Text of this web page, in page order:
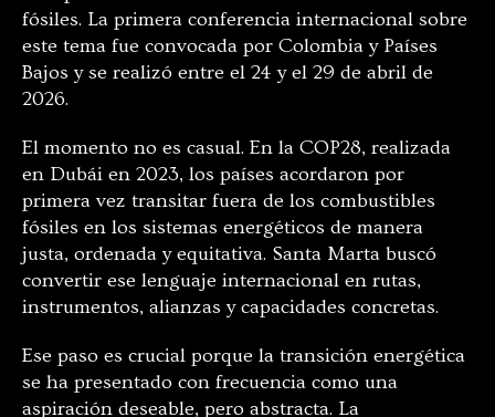
fósiles. La primera conferencia internacional sobre
este tema fue convocada por Colombia y Países
Bajos y se realizó entre el 24 y el 29 de abril de
2026.
El momento no es casual. En la COP28, realizada
en Dubái en 2023, los países acordaron por
primera vez transitar fuera de los combustibles
fósiles en los sistemas energéticos de manera
justa, ordenada y equitativa. Santa Marta buscó
convertir ese lenguaje internacional en rutas,
instrumentos, alianzas y capacidades concretas.
Ese paso es crucial porque la transición energética
se ha presentado con frecuencia como una
aspiración deseable, pero abstracta. La